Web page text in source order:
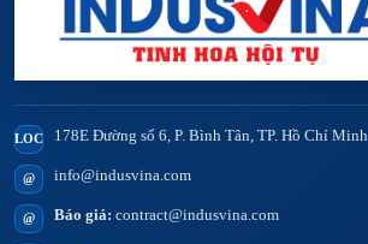
LOC 178E Đường số 6, P. Bình Tân, TP. Hồ Chí Minh
@ info@indusvina.com
@ Báo giá: contract@indusvina.com